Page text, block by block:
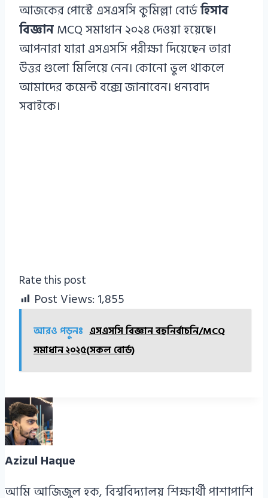
আজকের পোস্টে এসএসসি কুমিল্লা বোর্ডহিসাব
বিজ্ঞানMCQ সমাধান ২০২৪ দেওয়া হয়েছে।
আপনারা যারা এসএসসি পরীক্ষা দিয়েছেন তারা
উত্তর গুলো মিলিয়ে নেন। কোনো ভুল থাকলে
আমাদের কমেন্ট বক্সে জানাবেন। ধন্যবাদ
সবাইকে।
Rate this post
Post Views: 1,855
আরও পড়ুনঃ এসএসসি বিজ্ঞান বহুনির্বাচনি/MCQ
সমাধান ২০২৫(সকল বোর্ড)
Azizul Haque
আমি আজিজুল হক, বিশ্ববিদ্যালয় শিক্ষার্থী পাশাপাশি